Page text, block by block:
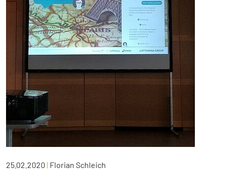
25.02.2020 | Florian Schleich